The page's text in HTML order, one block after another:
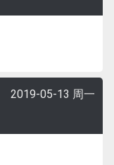
2019-05-13 周一